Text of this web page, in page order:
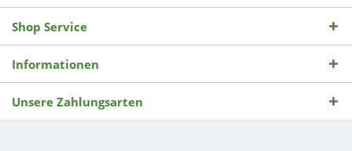
Shop Service
Informationen
Unsere Zahlungsarten